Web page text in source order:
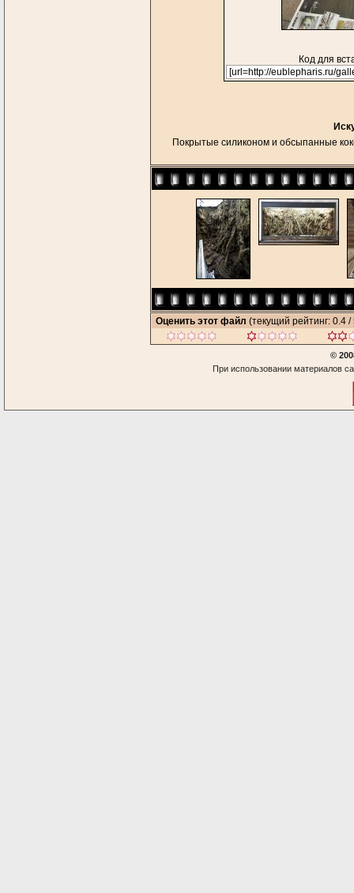
Код для
Покрытые силиконом и обсыпанные
Оценить этот файл (текущий рейтинг: 0.4 /
©
При использовании материалов